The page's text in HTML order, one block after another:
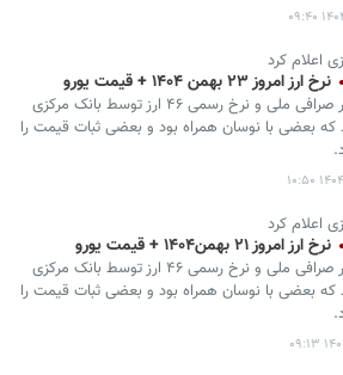
اعلام کرد
نرخ ارز امروز ۲۳ بهمن ۱۴۰۴ + قیمت یورو
نرخ ارز در صرافی ملی و نرخ رسمی ۴۶ ارز توسط بانک مرکزی
که بعضی با نوسان همراه بود و بعضی ثبات قیمت را
۱۰:۵۰
اعلام کرد
نرخ ارز امروز ۲۱ بهمن۱۴۰۴ + قیمت یورو
نرخ ارز در صرافی ملی و نرخ رسمی ۴۶ ارز توسط بانک مرکزی
که بعضی با نوسان همراه بود و بعضی ثبات قیمت را